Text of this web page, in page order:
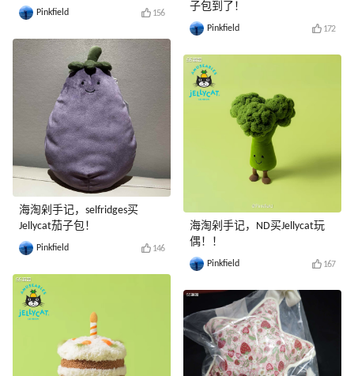
Pinkfield 156
海淘剁手记，selfridges买
Jellycat茄子包！
Pinkfield 146
子包到了！
Pinkfield 172
海淘剁手记，ND买Jellycat玩
偶！！
Pinkfield 167